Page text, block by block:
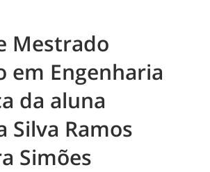
Mestrado
em Engenharia
da aluna
Silva Ramos
Simões